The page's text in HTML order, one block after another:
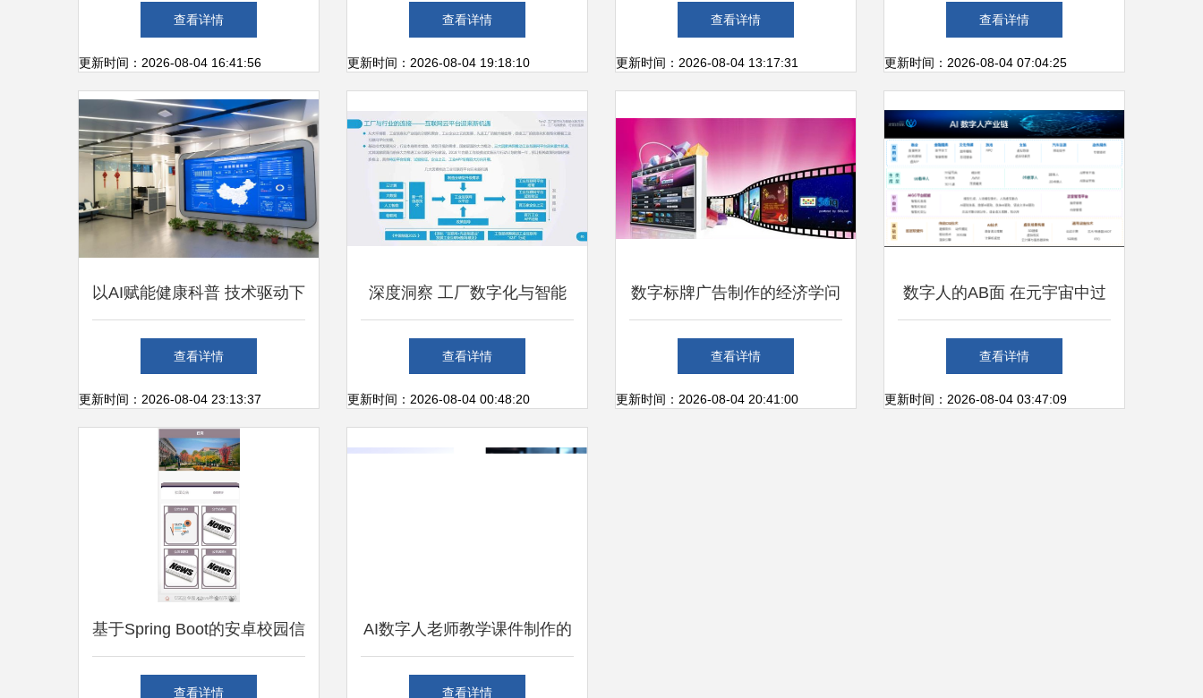
合实验室 助力教育行业创新
发展
查看详情
更新时间：2026-08-04 16:41:56
务与数字内容制作全面实现线
上化
查看详情
更新时间：2026-08-04 19:18:10
作服务的系统性构建
查看详情
更新时间：2026-08-04 13:17:31
沙盘 赋能数字可视化新体验
查看详情
更新时间：2026-08-04 07:04:25
以AI赋能健康科普 技术驱动下
中医数字内容生态的跃升
查看详情
更新时间：2026-08-04 23:13:37
深度洞察 工厂数字化与智能
化的跃迁路径与未来展望——
基于数字内容制作服务的视角
查看详情
更新时间：2026-08-04 00:48:20
数字标牌广告制作的经济学问
题 数字内容制作服务优化之
道
查看详情
更新时间：2026-08-04 20:41:00
数字人的AB面 在元宇宙中过
气，在AIGC中重生
查看详情
更新时间：2026-08-04 03:47:09
基于Spring Boot的安卓校园信
息服务App毕业设计关键考虑
查看详情
AI数字人老师教学课件制作的
全面解决方案 赋能数字化教
查看详情